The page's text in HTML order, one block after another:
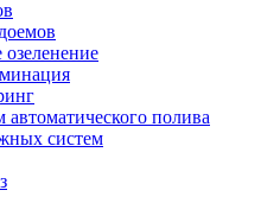
автоматического полива
систем